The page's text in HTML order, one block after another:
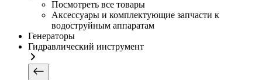
Посмотреть все товары
Аксессуары и комплектующие запчасти к
водоструйным аппаратам
Генераторы
Гидравлический инструмент